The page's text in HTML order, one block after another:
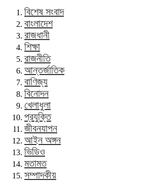
বিশেষ সংবাদ
বাংলাদেশ
রাজধানী
শিক্ষা
রাজনীতি
আন্তর্জাতিক
বাণিজ্য
বিনোদন
খেলাধুলা
প্রযুক্তি
জীবনযাপন
আইন অঙ্গন
ভিডিও
মতামত
সম্পাদকীয়